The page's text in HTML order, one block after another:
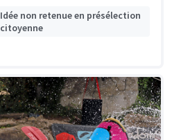
Idée non retenue en présélection
citoyenne